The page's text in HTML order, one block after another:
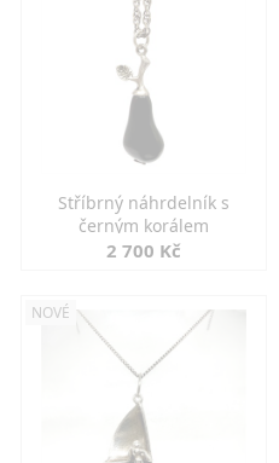
Stříbrný náhrdelník s
černým korálem
2 700 Kč
NOVÉ